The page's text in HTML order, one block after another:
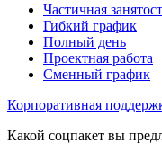
Частичная
Гибкий график
Полный день
Проектная работа
Сменный график
Корпоративная
Какой соцпакет вы